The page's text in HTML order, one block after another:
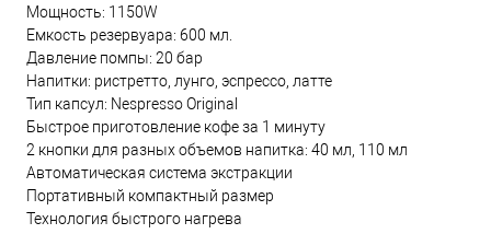
Мощность: 1150W
Емкость резервуара: 600 мл.
Давление помпы: 20 бар
Напитки: ристретто, лунго, эспрессо, латте
Тип капсул: Nespresso Original
Быстрое приготовление кофе за 1 минуту
2 кнопки для разных объемов напитка: 40 мл, 110 мл
Автоматическая система экстракции
Портативный компактный размер
Технология быстрого нагрева